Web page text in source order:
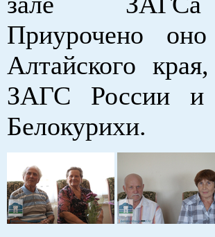
Приурочено
Алтайского
ЗАГС России и
Белокурихи.